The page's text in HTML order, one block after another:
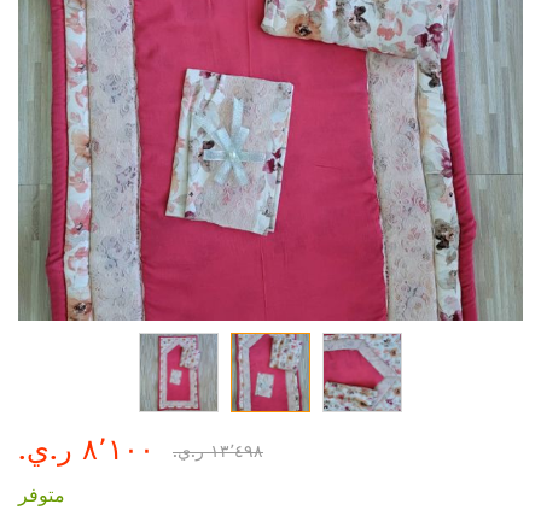
إلى
معرض
٨٬١٠٠ ر.ي.‏ ١٣٬٤٩٨ ر.ي.‏
متوفر